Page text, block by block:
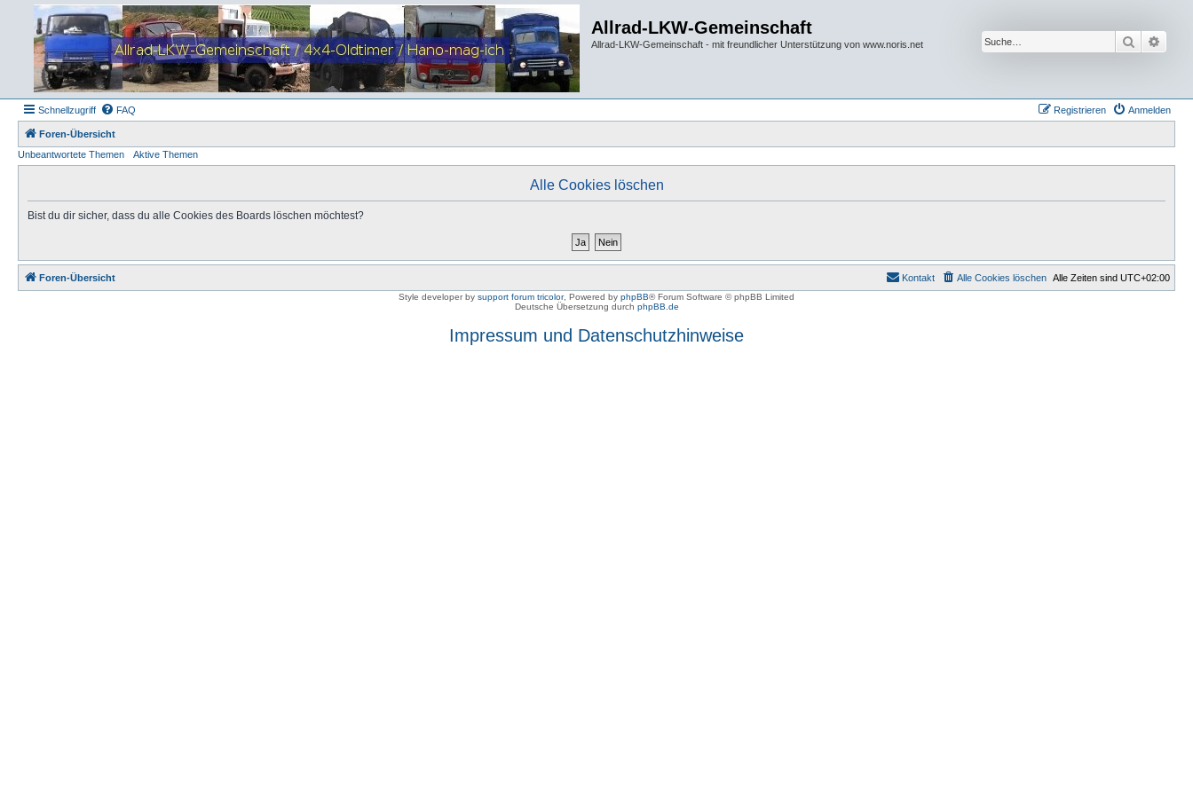
Allrad-LKW-Gemeinschaft
Allrad-LKW-Gemeinschaft - mit freundlicher Unterstützung von www.noris.net Suche
Schnellzugriff FAQ Anmelden
Registrieren
Foren-Übersicht
Unbeantwortete Themen
Aktive Themen
Alle Cookies löschen
Bist du dir sicher, dass du alle Cookies des Boards löschen möchtest?
Foren-Übersicht Alle Zeiten sind UTC+02:00
Alle Cookies löschen
Kontakt
Style developer by support forum tricolor, Powered by phpBB® Forum Software © phpBB Limited
Deutsche Übersetzung durch phpBB.de
Impressum und Datenschutzhinweise